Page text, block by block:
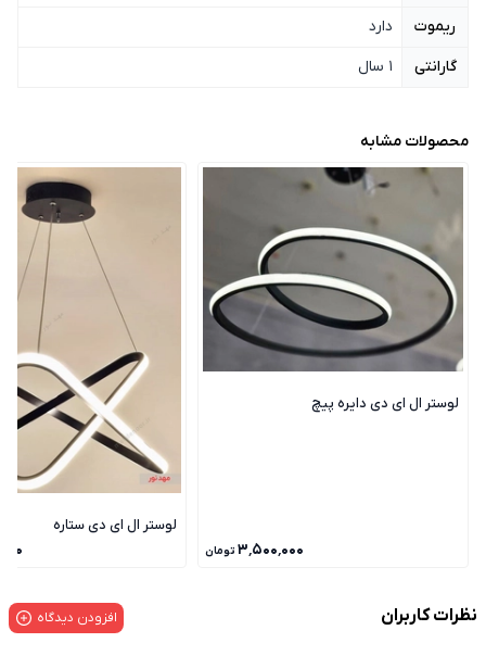
ریموت
دارد
گارانتی
1 سال
محصولات مشابه
لوستر ال ای دی دایره پیچ
۳٬۵۰۰٬۰۰۰ تومان
لوستر ال ای دی ستاره
نظرات کاربران افزودن دیدگاه